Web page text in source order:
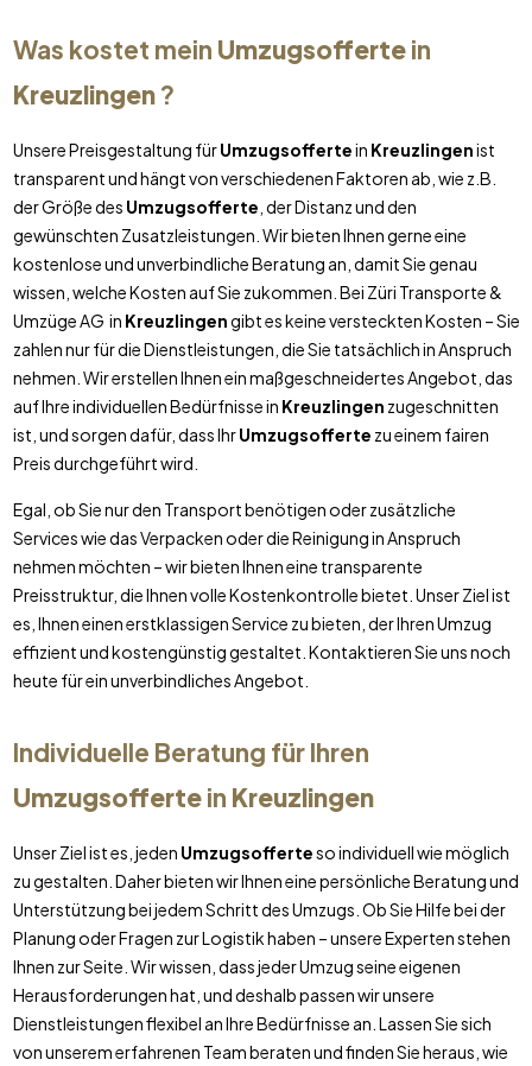
Was kostet mein Umzugsoffertein
Kreuzlingen?
Unsere Preisgestaltung fürUmzugsoffertein Kreuzlingenist
transparent und hängt von verschiedenen Faktoren ab, wie z.B.
der Größe des Umzugsofferte , der Distanz und den
gewünschten Zusatzleistungen. Wir bieten Ihnen gerne eine
kostenlose und unverbindliche Beratung an, damit Sie genau
wissen, welche Kosten auf Sie zukommen. Bei Züri Transporte &
Umzüge AG in Kreuzlingengibt es keine versteckten Kosten – Sie
zahlen nur für die Dienstleistungen, die Sie tatsächlich in Anspruch
nehmen. Wir erstellen Ihnen ein maßgeschneidertes Angebot, das
auf Ihre individuellen Bedürfnisse in Kreuzlingen zugeschnitten
ist, und sorgen dafür, dass IhrUmzugsofferte zu einem fairen
Preis durchgeführt wird.
Egal, ob Sie nur den Transport benötigen oder zusätzliche
Services wie das Verpacken oder die Reinigung in Anspruch
nehmen möchten – wir bieten Ihnen eine transparente
Preisstruktur, die Ihnen volle Kostenkontrolle bietet. Unser Ziel ist
es, Ihnen einen erstklassigen Service zu bieten, der Ihren Umzug
effizient und kostengünstig gestaltet. Kontaktieren Sie uns noch
heute für ein unverbindliches Angebot.
Individuelle Beratung für Ihren
Umzugsoffertein Kreuzlingen
Unser Ziel ist es, jeden Umzugsofferteso individuell wie möglich
zu gestalten. Daher bieten wir Ihnen eine persönliche Beratung und
Unterstützung bei jedem Schritt des Umzugs. Ob Sie Hilfe bei der
Planung oder Fragen zur Logistik haben – unsere Experten stehen
Ihnen zur Seite. Wir wissen, dass jeder Umzug seine eigenen
Herausforderungen hat, und deshalb passen wir unsere
Dienstleistungen flexibel an Ihre Bedürfnisse an. Lassen Sie sich
von unserem erfahrenen Team beraten und finden Sie heraus, wie